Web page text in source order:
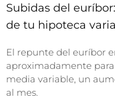
Subidas del
de tu hipoteca
El repunte del euríbor
aproximadamente
media variable, un
al mes.